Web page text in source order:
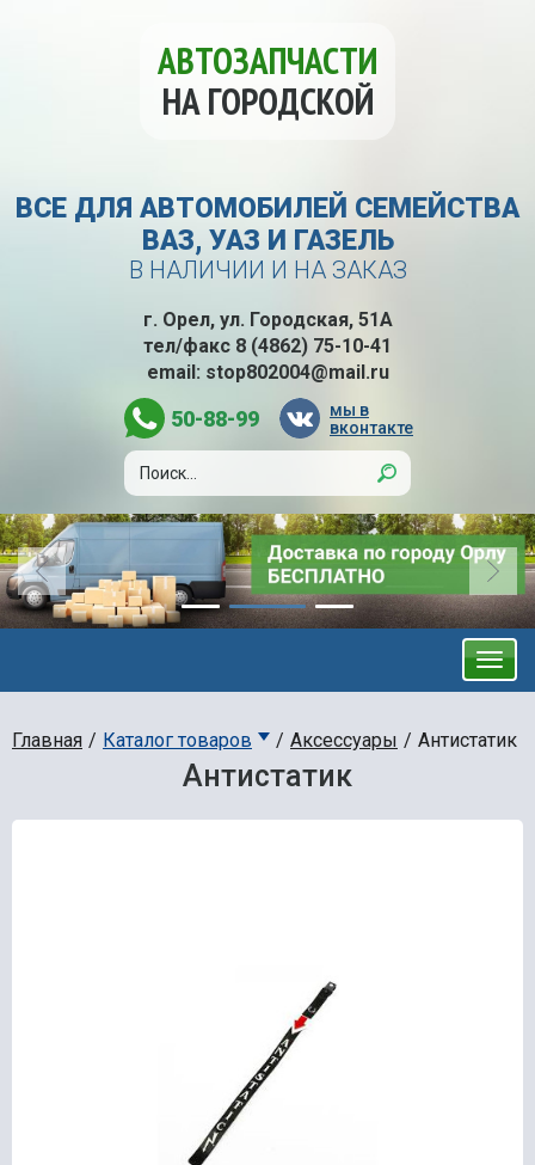
АВТОЗАПЧАСТИ
НА ГОРОДСКОЙ
ВСЕ ДЛЯ АВТОМОБИЛЕЙ СЕМЕЙСТВА
ВАЗ, УАЗ И ГАЗЕЛЬ
В НАЛИЧИИ И НА ЗАКАЗ
г. Орел, ул. Городская, 51А
тел/факс 8 (4862) 75-10-41
email: stop802004@mail.ru
50-88-99
мы в
вконтакте
Главная Каталог товаров Аксессуары Антистатик
Антистатик